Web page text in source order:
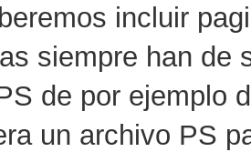
incluir
siempre han de
de por ejemplo
un archivo PS